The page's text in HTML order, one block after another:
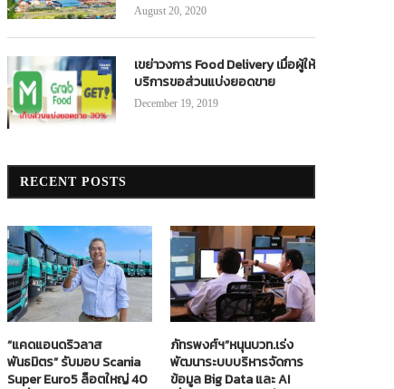
August 20, 2020
เขย่าวงการ Food Delivery เมื่อผู้ให้
บริการขอส่วนแบ่งยอดขาย
December 19, 2019
RECENT POSTS
“แคดแอนดริวลาส
พันธมิตร” รับมอบ Scania
Super Euro5 ล็อตใหญ่ 40
ภัทรพงศ์ฯ”หนุนบวท.เร่ง
พัฒนาระบบบริหารจัดการ
ข้อมูล Big Data และ AI